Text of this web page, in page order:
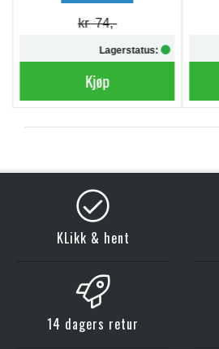
kr 74,-
Lagerstatus:
Kjøp
KLikk & hent
14 dagers retur